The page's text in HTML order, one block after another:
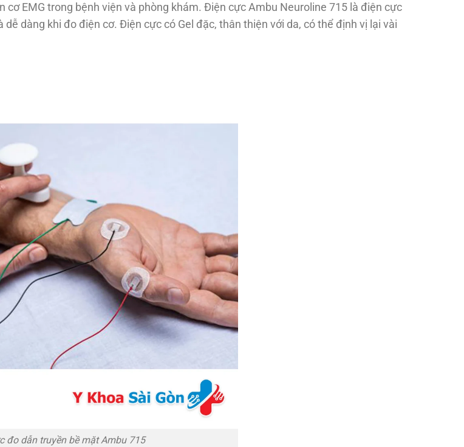
cơ EMG trong bệnh viện và phòng khám. Điện cực Ambu Neuroline 715 là điện cực
dàng khi đo điện cơ. Điện cực có Gel đặc, thân thiện với da, có thể định vị lại vài
đo dẫn truyền bề mặt Ambu 715